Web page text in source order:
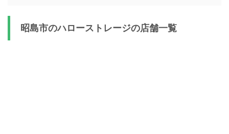
昭島市のハローストレージの店舗一覧